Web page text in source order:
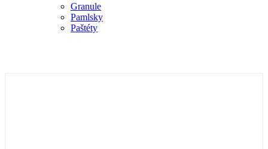
Granule
Pamlsky
Paštéty